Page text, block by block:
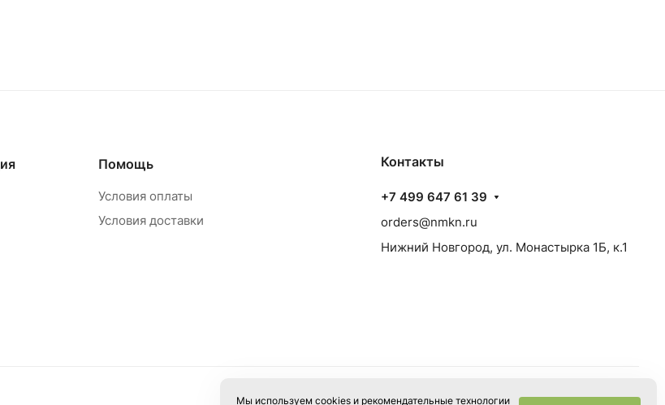
Помощь
Условия оплаты
Условия доставки
Контакты
+7 499 647 61 39
orders@nmkn.ru
Нижний Новгород, ул. Монастырка 1Б, к.1
Мы используем cookies и рекомендательные технологии